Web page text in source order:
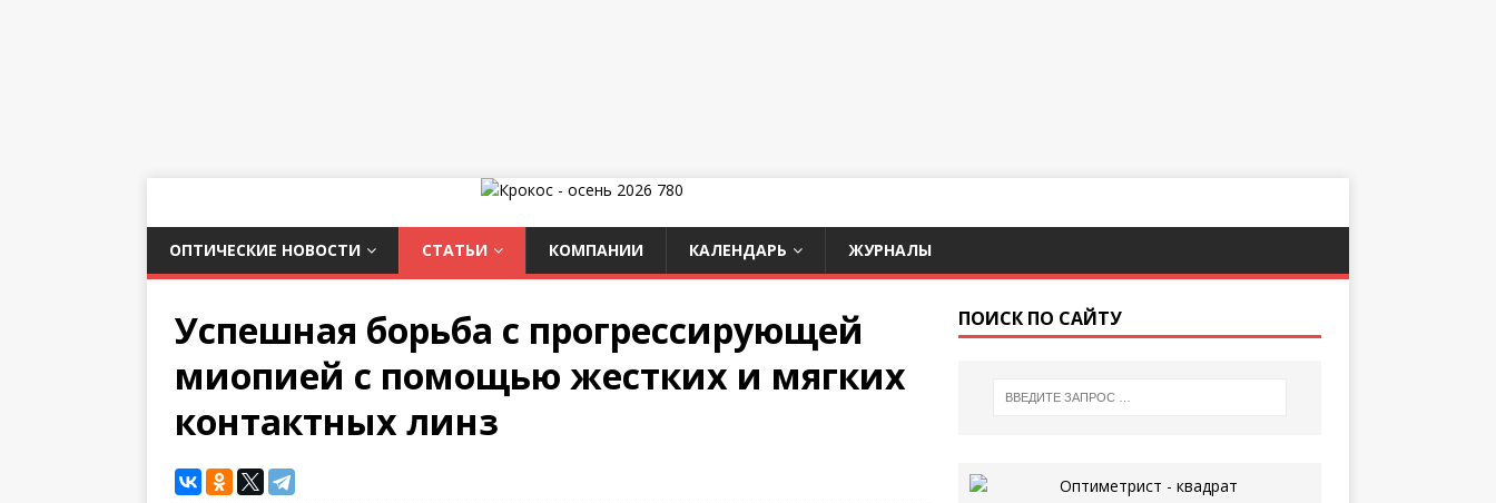
ОПТИЧЕСКИЕ НОВОСТИ СТАТЬИ КОМПАНИИ КАЛЕНДАРЬ ЖУРНАЛЫ
Успешная борьба с прогрессирующей
миопией с помощью жестких и мягких
контактных линз
ПОИСК ПО САЙТУ